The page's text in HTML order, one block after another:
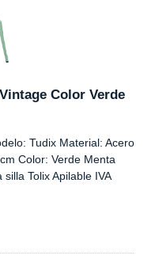
Color Verde
Tudix Material: Acero
Color: Verde Menta
Tolix Apilable IVA